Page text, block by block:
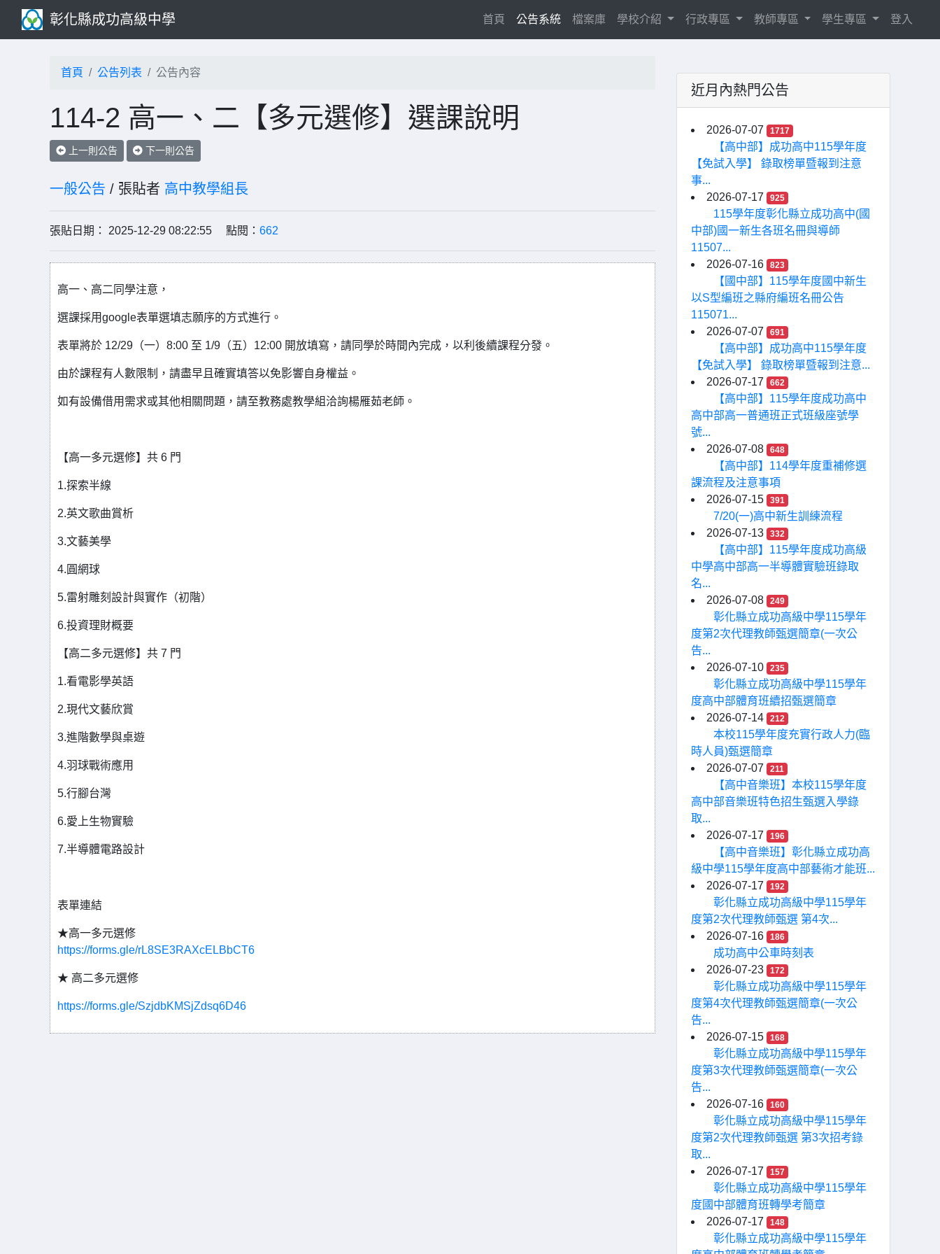
彰化縣成功高級中學 首頁 (current)
公告系統 檔案庫 學校介紹 行政專區 教師專區 學生專區 登入
首頁 公告列表 公告內容
114-2 高一、二【多元選修】選課說明
上一則公告 下一則公告
一般公告 / 張貼者 高中教學組長
張貼日期： 2025-12-29 08:22:55 點閱： 662
高一、高二同學注意，
選課採用google表單選填志願序的方式進行。
表單將於 12/29（一）8:00 至 1/9（五）12:00 開放填寫，請同學於時間內完成，以利後續課程分發。
由於課程有人數限制，請盡早且確實填答以免影響自身權益。
如有設備借用需求或其他相關問題，請至教務處教學組洽詢楊雁茹老師。
【高一多元選修】共 6 門
1.探索半線
2.英文歌曲賞析
3.文藝美學
4.圓網球
5.雷射雕刻設計與實作（初階）
6.投資理財概要
【高二多元選修】共 7 門
1.看電影學英語
2.現代文藝欣賞
3.進階數學與桌遊
4.羽球戰術應用
5.行腳台灣
6.愛上生物實驗
7.半導體電路設計
表單連結
★高一多元選修
https://forms.gle/rL8SE3RAXcELBbCT6
★ 高二多元選修
https://forms.gle/SzjdbKMSjZdsq6D46
近月內熱門公告
2026-07-07 1717
【高中部】成功高中115學年度
【免試入學】 錄取榜單暨報到注意
事...
2026-07-17
925
115學年度彰化縣立成功高中(國
中部)國一新生各班名冊與導師
11507...
2026-07-16
823
【國中部】115學年度國中新生
以S型編班之縣府編班名冊公告
115071...
2026-07-07
691
【高中部】成功高中115學年度
【免試入學】 錄取榜單暨報到注意...
2026-07-17
662
【高中部】115學年度成功高中
高中部高一普通班正式班級座號學
號...
2026-07-08
648
【高中部】114學年度重補修選
課流程及注意事項
2026-07-15
391
7/20(一)高中新生訓練流程
2026-07-13
332
【高中部】115學年度成功高級
中學高中部高一半導體實驗班錄取
名...
2026-07-08
249
彰化縣立成功高級中學115學年
度第2次代理教師甄選簡章(一次公
告...
2026-07-10
235
彰化縣立成功高級中學115學年
度高中部體育班續招甄選簡章
2026-07-14
212
本校115學年度充實行政人力(臨
時人員)甄選簡章
2026-07-07
211
【高中音樂班】本校115學年度
高中部音樂班特色招生甄選入學錄
取...
2026-07-17
196
【高中音樂班】彰化縣立成功高
級中學115學年度高中部藝術才能班...
2026-07-17
192
彰化縣立成功高級中學115學年
度第2次代理教師甄選 第4次...
2026-07-16
186
成功高中公車時刻表
2026-07-23
172
彰化縣立成功高級中學115學年
度第4次代理教師甄選簡章(一次公
告...
2026-07-15
168
彰化縣立成功高級中學115學年
度第3次代理教師甄選簡章(一次公
告...
2026-07-16
160
彰化縣立成功高級中學115學年
度第2次代理教師甄選 第3次招考錄
取...
2026-07-17
157
彰化縣立成功高級中學115學年
度國中部體育班轉學考簡章
2026-07-17
148
彰化縣立成功高級中學115學年